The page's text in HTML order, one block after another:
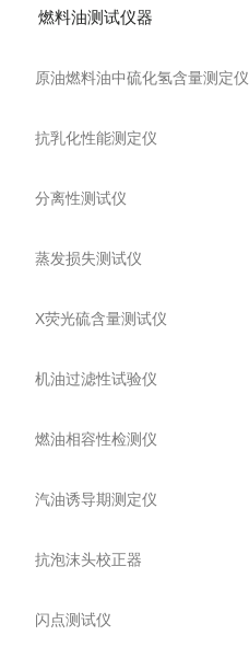
燃料油测试仪器
原油燃料油中硫化氢含量测定仪
抗乳化性能测定仪
分离性测试仪
蒸发损失测试仪
X荧光硫含量测试仪
机油过滤性试验仪
燃油相容性检测仪
汽油诱导期测定仪
抗泡沫头校正器
闪点测试仪